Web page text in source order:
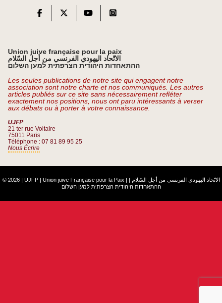
Union juive française pour la paix
الاتّحاد اليهودي الفرنسي من أجل السّلام
ההתאחדות היהודית הצרפתית למען השלום
Les seules publications de notre site qui engagent notre
association sont notre charte et nos communiqués. Les autres
articles publiés sur ce site sans nécessairement refléter
exactement nos positions, nous ont paru intéressants à verser
aux débats ou à porter à votre connaissance.
UJFP
21 ter rue Voltaire
75011 Paris
Téléphone : 07 81 89 95 25
Nous Écrire
© 2026 | UJFP | Union juive Française pour la Paix | الاتّحاد اليهودي الفرنسي من أجل السّلام
ההתאחדות היהודית הצרפתית למען השלום